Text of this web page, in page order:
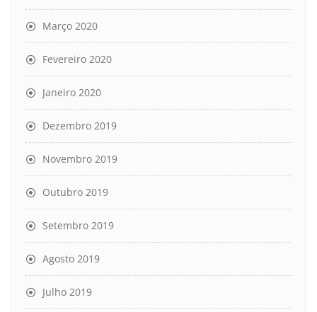
Março 2020
Fevereiro 2020
Janeiro 2020
Dezembro 2019
Novembro 2019
Outubro 2019
Setembro 2019
Agosto 2019
Julho 2019